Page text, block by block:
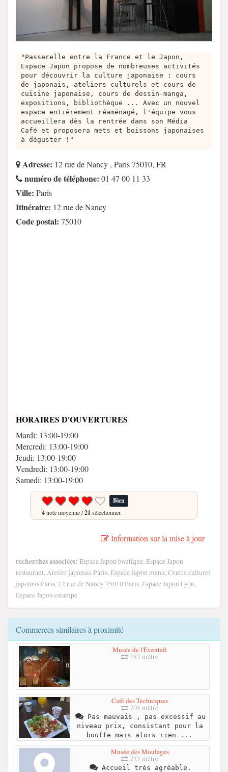
"Passerelle entre la France et le Japon,
Espace Japon propose de nombreuses activités
pour découvrir la culture japonaise : cours
de japonais, ateliers culturels et cours de
cuisine japonaise, cours de dessin-manga,
expositions, bibliothèque ... Avec un nouvel
espace entièrement réaménagé, l'équipe vous
accueillera dès la rentrée dans son Média
Café et proposera mets et boissons japonaises
à déguster !"
Adresse: 12 rue de Nancy , Paris 75010, FR
numéro de téléphone: 01 47 00 11 33
Ville: Paris
Itinéraire: 12 rue de Nancy
Code postal: 75010
HORAIRES D'OUVERTURES
Mardi: 13:00-19:00
Mercredi: 13:00-19:00
Jeudi: 13:00-19:00
Vendredi: 13:00-19:00
Samedi: 13:00-19:00
Bien
4note moyenne /21 sélectionner.
Information sur la mise à jour
recherches associées: Espace Japon boutique, Espace Japon
restaurant, Atelier japonais Paris, Espace Japon menu, Centre culturel
japonais Paris, 12 rue de Nancy 75010 Paris, Espace Japon Lyon,
Espace Japon estampe
Commerces similaires à proximité
Musée de l'Éventail
453 mètre
Café des Techniques
705 mètre
Pas mauvais , pas excessif au
niveau prix, consistant pour la
bouffe mais alors rien ...
Musée des Moulages
722 mètre
Accueil très agréable.